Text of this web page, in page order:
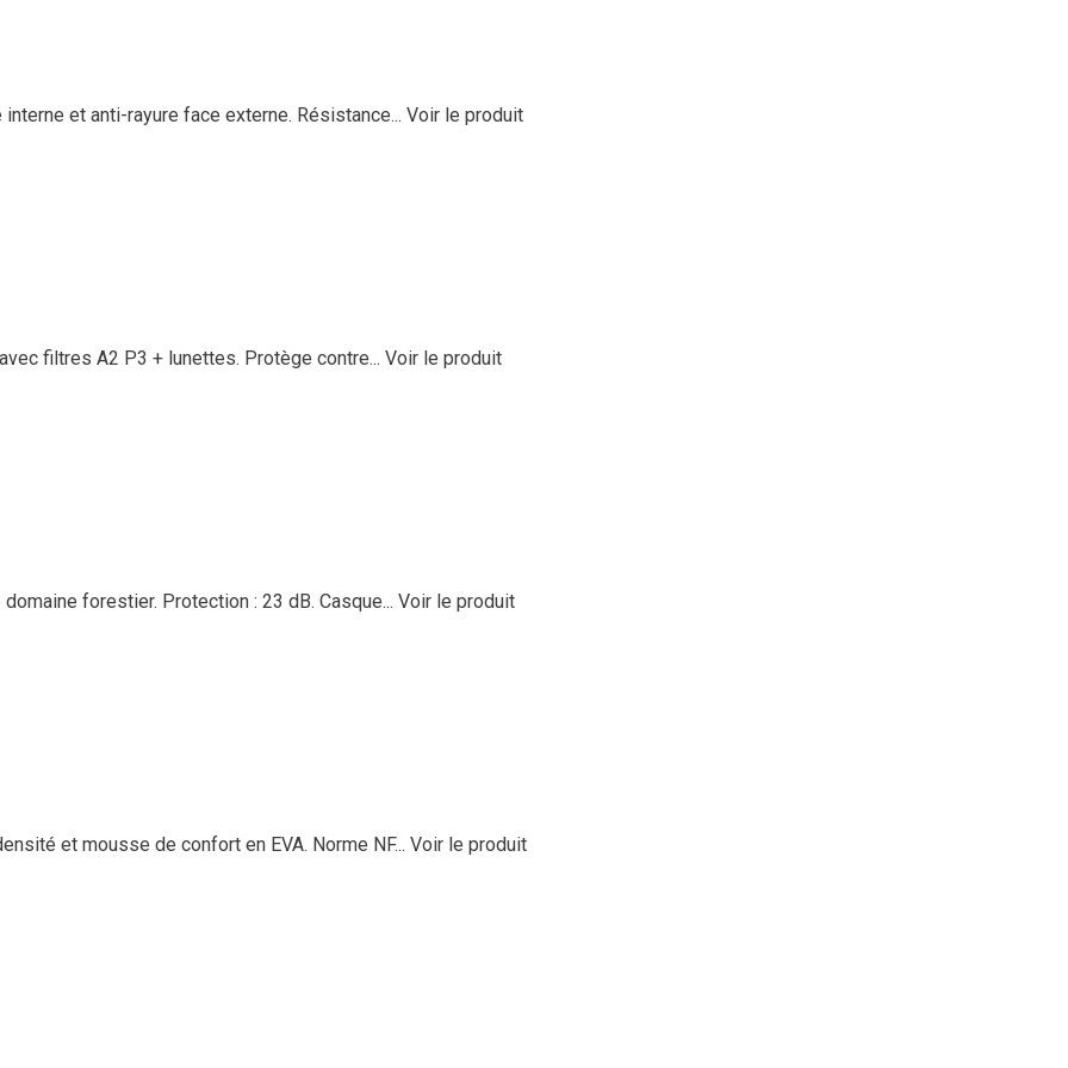
et anti-rayure face externe. Résistance... Voir le produit
filtres A2 P3 + lunettes. Protège contre... Voir le produit
forestier. Protection : 23 dB. Casque... Voir le produit
et mousse de confort en EVA. Norme NF... Voir le produit